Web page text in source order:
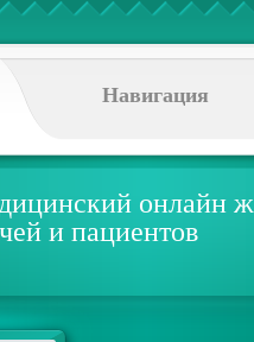
Навигация
онлайн
и пациентов